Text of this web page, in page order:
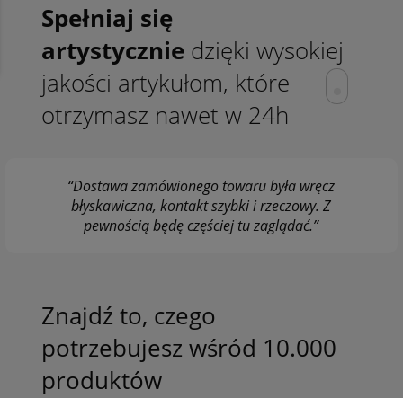
Spełniaj się
artystycznie dzięki wysokiej
jakości artykułom, które
otrzymasz nawet w 24h
“Dostawa zamówionego towaru była wręcz
błyskawiczna, kontakt szybki i rzeczowy. Z
pewnością będę częściej tu zaglądać.”
Znajdź to, czego
potrzebujesz wśród 10.000
produktów